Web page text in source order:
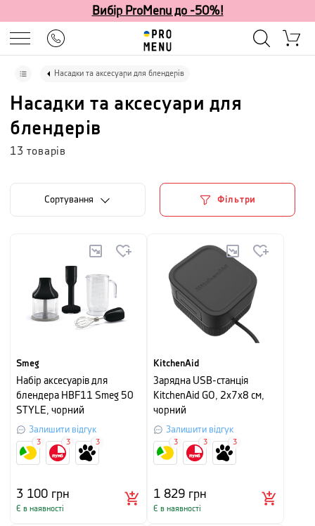
Вибір ProMenu до -50%!
Насадки та аксесуари для блендерів
Насадки та аксесуари для
блендерів
13 товарів
Сортування Фільтри
Smeg
Набір аксесуарів для
блендера HBF11 Smeg 50
STYLE, чорний
Залишити відгук
3 100 грн
Є в наявності
3 3 3
KitchenAid
Зарядна USB-станція
KitchenAid GO, 2х7х8 см,
чорний
Залишити відгук
1 829 грн
Є в наявності
3 3 3